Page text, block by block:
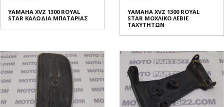
YAMAHA XVZ 1300 ROYAL
STAR ΚΑΛΩΔΙΑ ΜΠΑΤΑΡΙΑΣ
YAMAHA XVZ 1300 ROYAL
STAR ΜΟΧΛΙΚΟ ΛΕΒΙΕ
ΤΑΧΥΤΗΤΩΝ